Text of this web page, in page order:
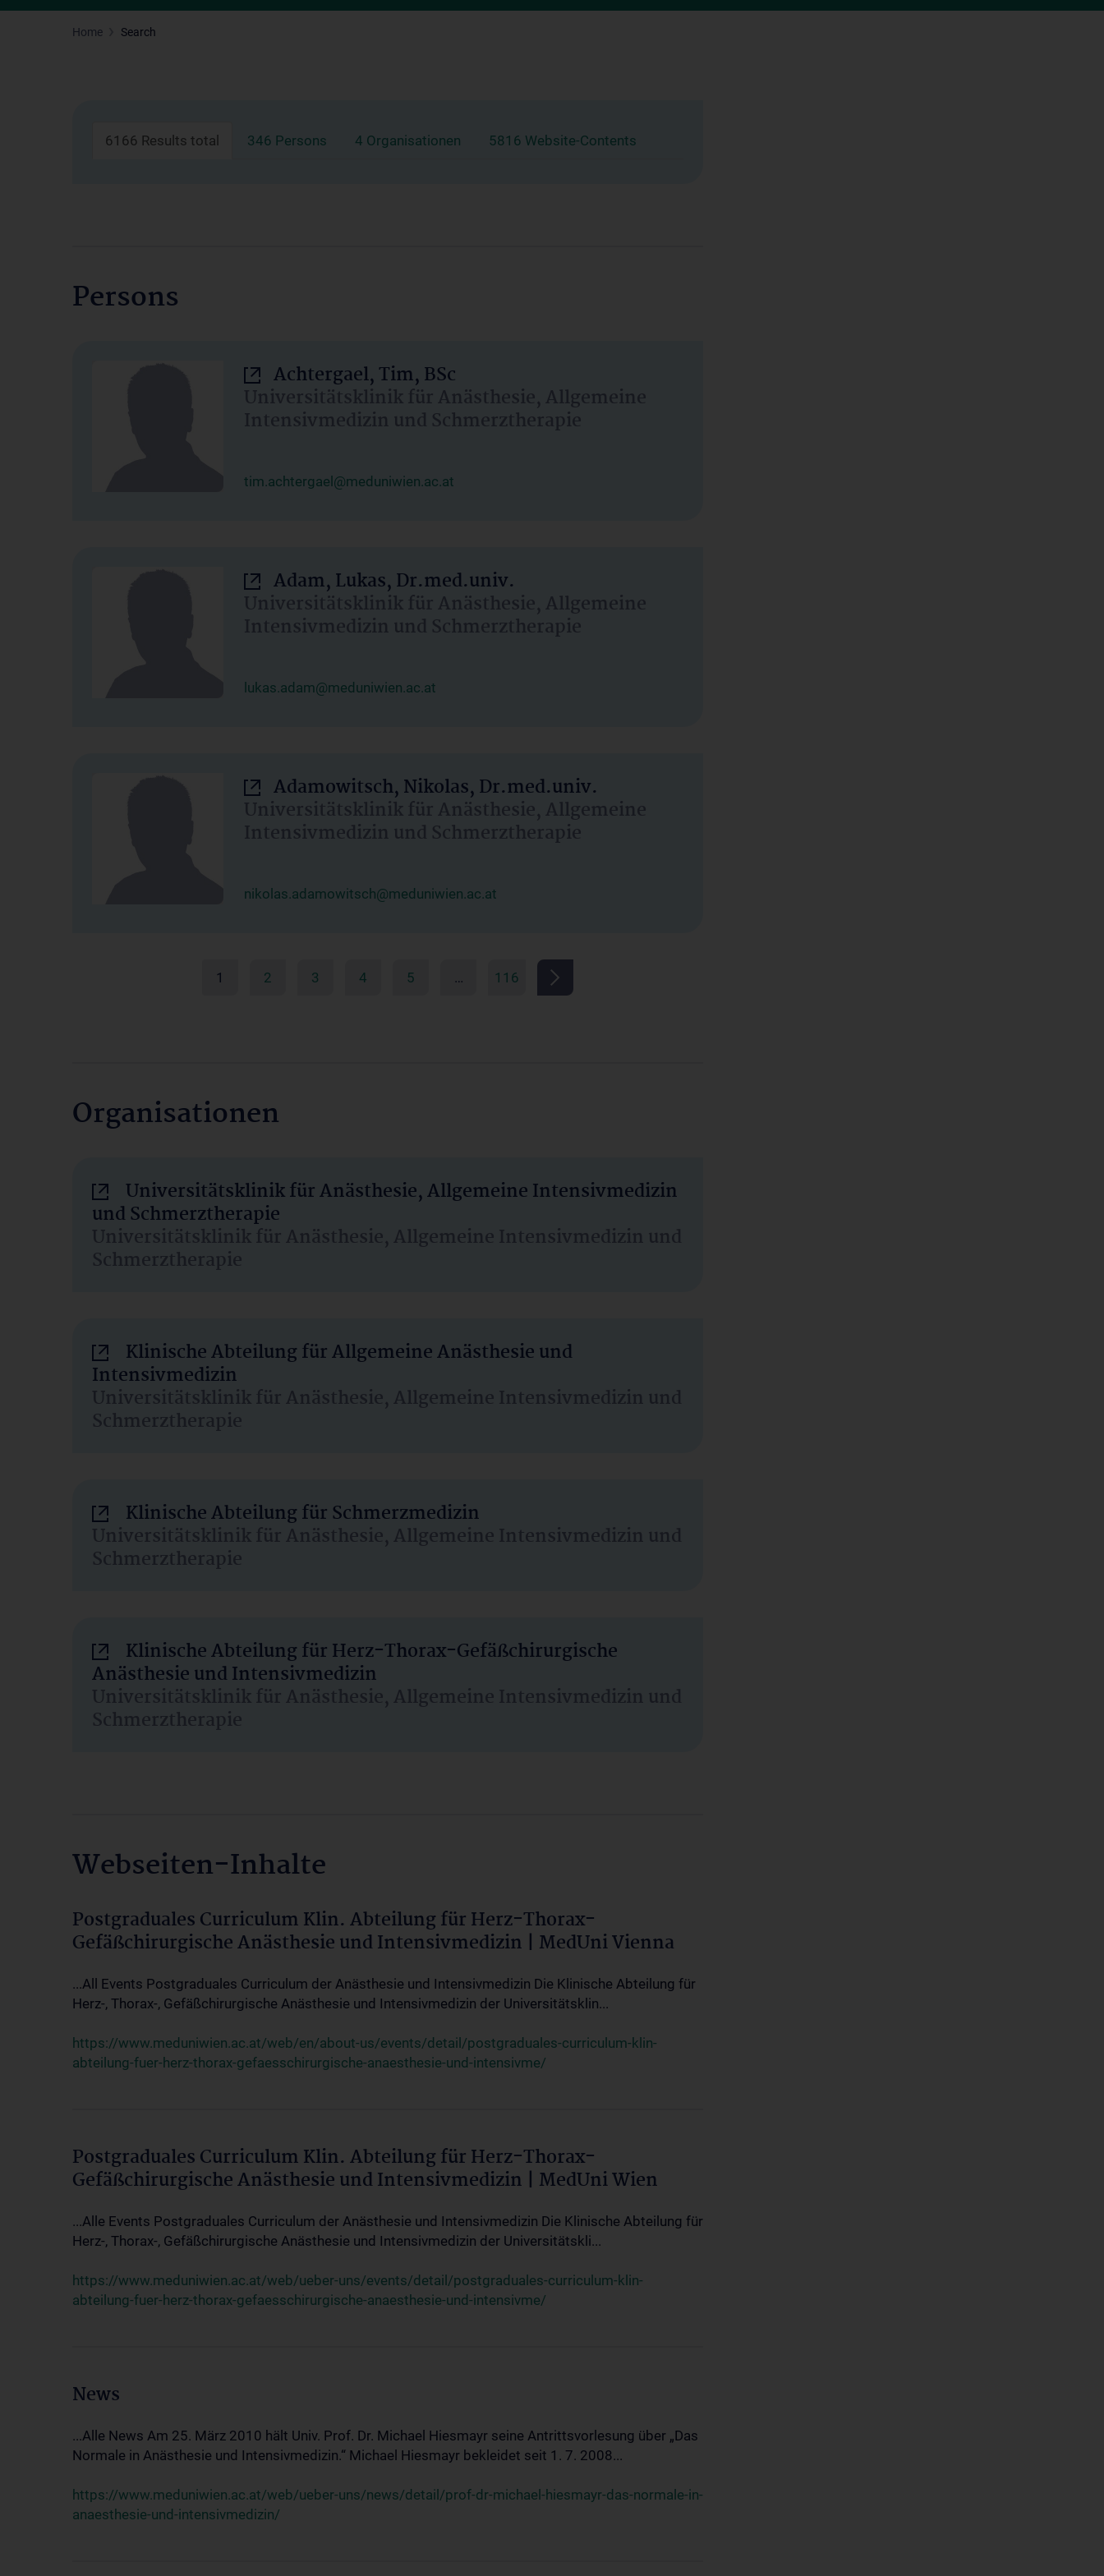
Home Search
6166 Results total 346 Persons 4 Organisationen 5816 Website-Contents
Persons
Achtergael, Tim, BSc
Universitätsklinik für Anästhesie, Allgemeine
Intensivmedizin und Schmerztherapie
tim.achtergael@meduniwien.ac.at
Adam, Lukas, Dr.med.univ.
Universitätsklinik für Anästhesie, Allgemeine
Intensivmedizin und Schmerztherapie
lukas.adam@meduniwien.ac.at
Adamowitsch, Nikolas, Dr.med.univ.
Universitätsklinik für Anästhesie, Allgemeine
Intensivmedizin und Schmerztherapie
nikolas.adamowitsch@meduniwien.ac.at
1 2 3 4 5 … 116
Organisationen
Universitätsklinik für Anästhesie, Allgemeine Intensivmedizin
und Schmerztherapie
Universitätsklinik für Anästhesie, Allgemeine Intensivmedizin und
Schmerztherapie
Klinische Abteilung für Allgemeine Anästhesie und
Intensivmedizin
Universitätsklinik für Anästhesie, Allgemeine Intensivmedizin und
Schmerztherapie
Klinische Abteilung für Schmerzmedizin
Universitätsklinik für Anästhesie, Allgemeine Intensivmedizin und
Schmerztherapie
Klinische Abteilung für Herz-Thorax-Gefäßchirurgische
Anästhesie und Intensivmedizin
Universitätsklinik für Anästhesie, Allgemeine Intensivmedizin und
Schmerztherapie
Webseiten-Inhalte
Postgraduales Curriculum Klin. Abteilung für Herz-Thorax-
Gefäßchirurgische Anästhesie und Intensivmedizin | MedUni Vienna
...All Events Postgraduales Curriculum der Anästhesie und Intensivmedizin Die Klinische Abteilung für
Herz-, Thorax-, Gefäßchirurgische Anästhesie und Intensivmedizin der Universitätsklin...
https://www.meduniwien.ac.at/web/en/about-us/events/detail/postgraduales-curriculum-klin-
abteilung-fuer-herz-thorax-gefaesschirurgische-anaesthesie-und-intensivme/
Postgraduales Curriculum Klin. Abteilung für Herz-Thorax-
Gefäßchirurgische Anästhesie und Intensivmedizin | MedUni Wien
...Alle Events Postgraduales Curriculum der Anästhesie und Intensivmedizin Die Klinische Abteilung für
Herz-, Thorax-, Gefäßchirurgische Anästhesie und Intensivmedizin der Universitätskli...
https://www.meduniwien.ac.at/web/ueber-uns/events/detail/postgraduales-curriculum-klin-
abteilung-fuer-herz-thorax-gefaesschirurgische-anaesthesie-und-intensivme/
News
...Alle News Am 25. März 2010 hält Univ. Prof. Dr. Michael Hiesmayr seine Antrittsvorlesung über „Das
Normale in Anästhesie und Intensivmedizin.“ Michael Hiesmayr bekleidet seit 1. 7. 2008...
https://www.meduniwien.ac.at/web/ueber-uns/news/detail/prof-dr-michael-hiesmayr-das-normale-in-
anaesthesie-und-intensivmedizin/